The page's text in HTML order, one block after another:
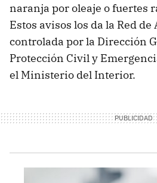
naranja por oleaje o fuertes
Estos avisos los da la Red
controlada por la Dirección
Protección Civil y
el Ministerio del Interior.